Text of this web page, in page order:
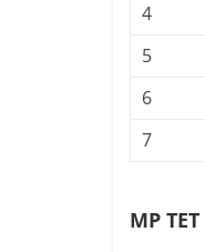
4
5
6
7
MP